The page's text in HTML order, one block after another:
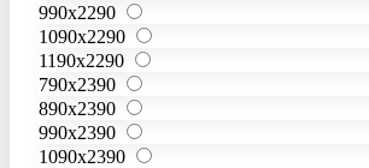
990x2290
1090x2290
1190x2290
790x2390
890x2390
990x2390
1090x2390